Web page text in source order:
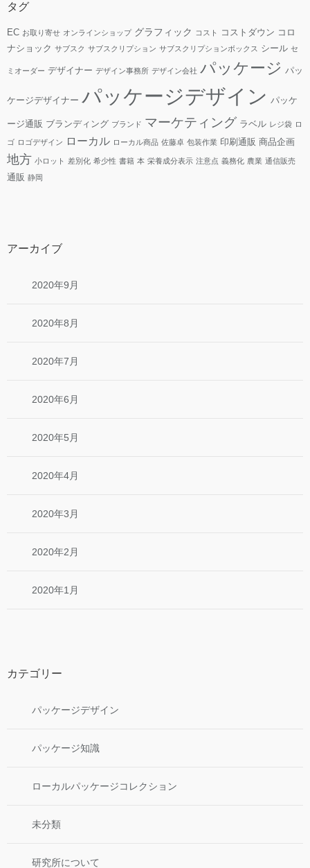
タグ
EC お取り寄せ オンラインショップ グラフィック コスト コストダウン コロ
ナショック サブスク サブスクリプション サブスクリプションボックス シール セ
ミオーダー デザイナー デザイン事務所 デザイン会社 パッケージ パッ
ケージデザイナー パッケージデザイン パッケ
ージ通販 ブランディング ブランド マーケティング ラベル レジ袋 ロ
ゴ ロゴデザイン ローカル ローカル商品 佐藤卓 包装作業 印刷通販 商品企画
地方 小ロット 差別化 希少性 書籍 本 栄養成分表示 注意点 義務化 農業 通信販売
通販 静岡
アーカイブ
2020年9月
2020年8月
2020年7月
2020年6月
2020年5月
2020年4月
2020年3月
2020年2月
2020年1月
カテゴリー
パッケージデザイン
パッケージ知識
ローカルパッケージコレクション
未分類
研究所について